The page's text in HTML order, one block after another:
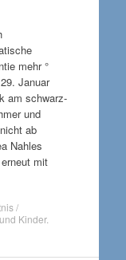
mehr °
Januar
am schwarz-
und
ab
Nahles
mit
/
Kinder.